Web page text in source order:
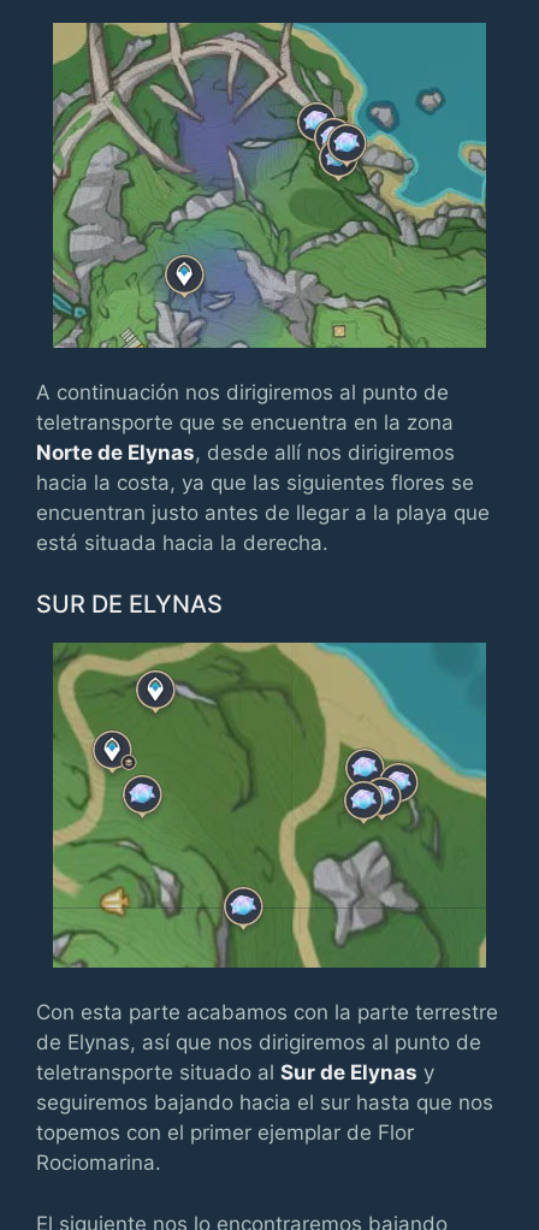
A continuación nos dirigiremos al punto de
teletransporte que se encuentra en la zona
Norte de Elynas, desde allí nos dirigiremos
hacia la costa, ya que las siguientes flores se
encuentran justo antes de llegar a la playa que
está situada hacia la derecha.
SUR DE ELYNAS
Con esta parte acabamos con la parte terrestre
de Elynas, así que nos dirigiremos al punto de
teletransporte situado al Sur de Elynas y
seguiremos bajando hacia el sur hasta que nos
topemos con el primer ejemplar de Flor
Rociomarina.
El siguiente nos lo encontraremos bajando